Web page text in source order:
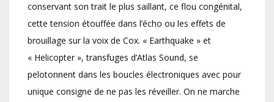
conservant son trait le plus saillant, ce flou congénital,
cette tension étouffée dans l’écho ou les effets de
brouillage sur la voix de Cox. « Earthquake » et
« Helicopter », transfuges d’Atlas Sound, se
pelotonnent dans les boucles électroniques avec pour
unique consigne de ne pas les réveiller. On ne marche